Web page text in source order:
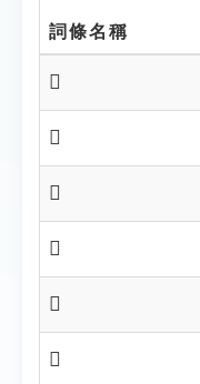
詞條名稱
𦥺
𦥽
𦥾
𦥿
𦦃
𦥻